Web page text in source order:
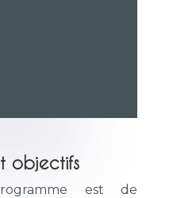
objectifs
est de